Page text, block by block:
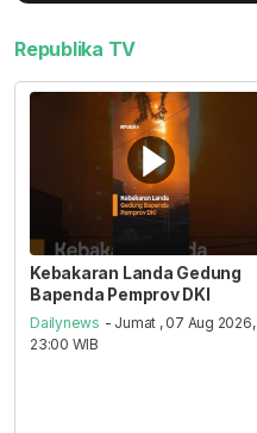
Republika TV
Kebakaran Landa Gedung
Bapenda Pemprov DKI
Dailynews - Jumat , 07 Aug 2026,
23:00 WIB